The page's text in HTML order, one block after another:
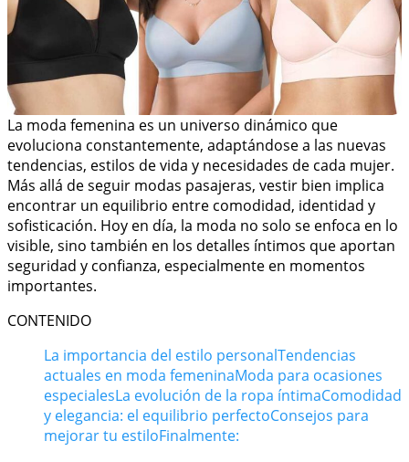
La moda femenina es un universo dinámico que
evoluciona constantemente, adaptándose a las nuevas
tendencias, estilos de vida y necesidades de cada mujer.
Más allá de seguir modas pasajeras, vestir bien implica
encontrar un equilibrio entre comodidad, identidad y
sofisticación. Hoy en día, la moda no solo se enfoca en lo
visible, sino también en los detalles íntimos que aportan
seguridad y confianza, especialmente en momentos
importantes.
CONTENIDO
La importancia del estilo personalTendencias
actuales en moda femeninaModa para ocasiones
especialesLa evolución de la ropa íntimaComodidad
y elegancia: el equilibrio perfectoConsejos para
mejorar tu estiloFinalmente: